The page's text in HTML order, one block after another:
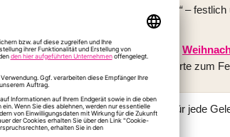
„Happy Christmas“– festlich
Optionalmit personalisierbarer
– für persönliche Worte zum
Ein liebevolles Weihnachtsgeschenk für jede
groß in der Wirkung.